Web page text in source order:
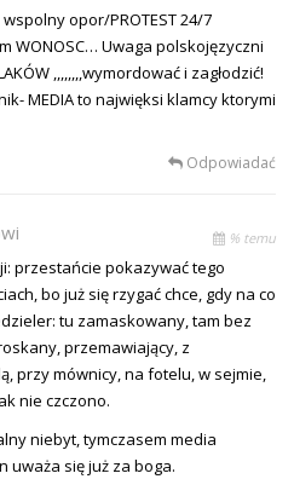
opor/PROTEST 24/7
WONOSC… Uwaga polskojęzyczni
,,,,,,,,wymordować i zagłodzić!
MEDIA to najwięksi klamcy ktorymi
Odpowiadać
% temu
przestańcie pokazywać tego
bo już się rzygać chce, gdy na co
tu zamaskowany, tam bez
przemawiający, z
przy mównicy, na fotelu, w sejmie,
nie czczono.
niebyt, tymczasem media
uważa się już za boga.